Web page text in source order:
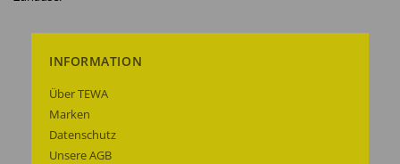
INFORMATION
Über TEWA
Marken
Datenschutz
Unsere AGB